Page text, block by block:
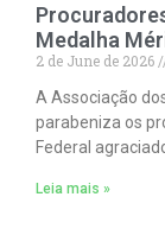
Medalha
2 de June de 2026
A Associação
parabeniza os
Federal
Leia mais »